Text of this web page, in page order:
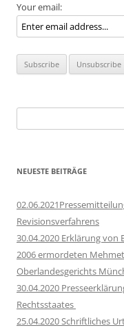
Your email:
nach:
NEUESTE BEITRÄGE
Revisionsverfahrens
30.04.2020 Erklärung von
2006 ermordeten
Oberlandesgerichts
30.04.2020
Rechtsstaates
25.04.2020 Schriftliches